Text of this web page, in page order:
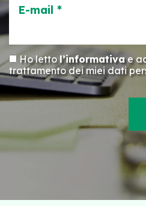
E-mail *
Ho lettol’informativae
trattamento dei miei dati